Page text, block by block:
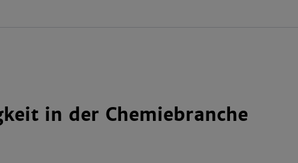
in der Chemiebranche